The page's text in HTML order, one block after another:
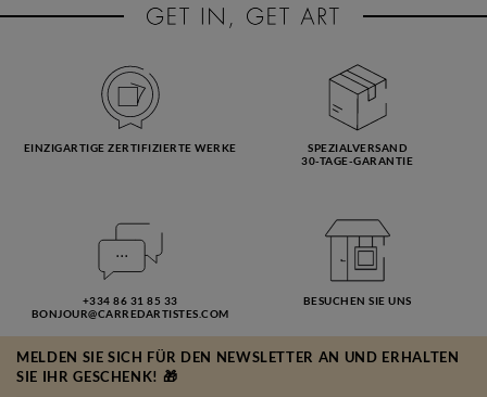
EINZIGARTIGE ZERTIFIZIERTE WERKE
SPEZIALVERSAND
30-TAGE-GARANTIE
+334 86 31 85 33
BONJOUR@CARREDARTISTES.COM
BESUCHEN SIE UNS
MELDEN SIE SICH FÜR DEN NEWSLETTER AN UND ERHALTEN
SIE IHR GESCHENK! 🎁